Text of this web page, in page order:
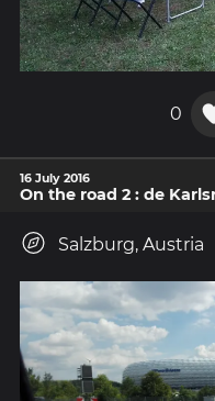
0
16 July 2016
On the road 2 : de
Salzburg, Austria